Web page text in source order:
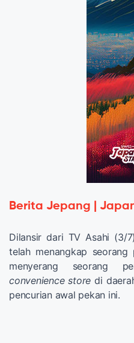
Berita Jepang |
Dilansir dari TV Asahi (3/
telah menangkap
menyerang seorang
convenience storedi
pencurian awal pekan ini.